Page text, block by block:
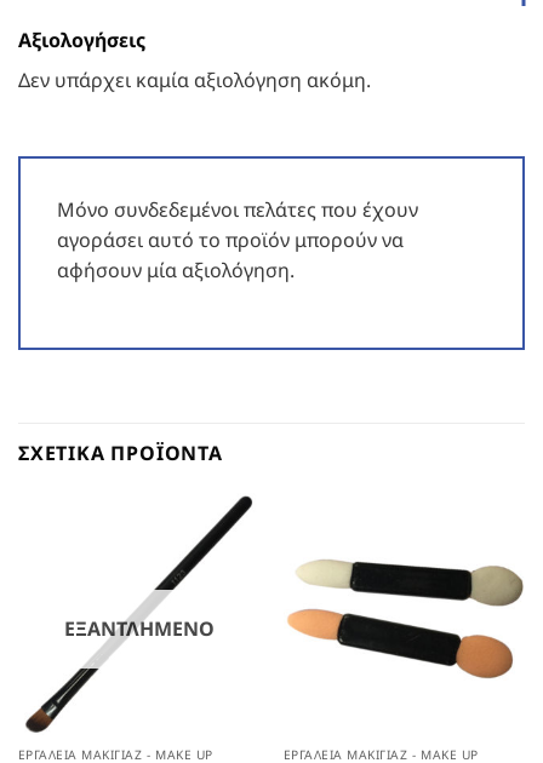
Αξιολογήσεις
Δεν υπάρχει καμία αξιολόγηση ακόμη.
Μόνο συνδεδεμένοι πελάτες που έχουν
αγοράσει αυτό το προϊόν μπορούν να
αφήσουν μία αξιολόγηση.
ΣΧΕΤΙΚΆ ΠΡΟΪΌΝΤΑ
ΕΞΑΝΤΛΗΜΈΝΟ
ΕΡΓΑΛΕΊΑ ΜΑΚΙΓΙΆΖ - MAKE UP ΕΡΓΑΛΕΊΑ ΜΑΚΙΓΙΆΖ - MAKE UP